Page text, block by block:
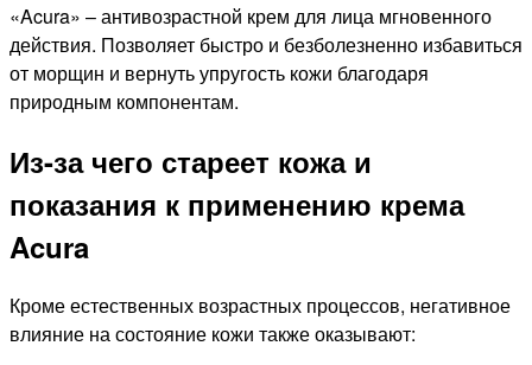
«Acura» – антивозрастной крем для лица мгновенного
действия. Позволяет быстро и безболезненно избавиться
от морщин и вернуть упругость кожи благодаря
природным компонентам.
Из-за чего стареет кожа и
показания к применению крема
Acura
Кроме естественных возрастных процессов, негативное
влияние на состояние кожи также оказывают: